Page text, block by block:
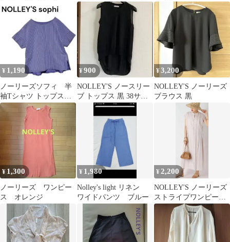
ブラウス
トアップ 36（ベージ
ュ）
¥ 1,190
ノーリーズソフィ 半
袖Tシャツ トップス
Mサイズ ネイビー オフ
ィスカジュアル
¥900
NOLLEY'S ノースリー
ブ トップス 黒 38サイ
¥3,200
NOLLEY'S ノーリーズ
ブラウス 黒
¥ 1,300
ノーリーズ ワンピー
ス オレンジ
¥ 1,980
Nolley's light リネン
ワイドパンツ ブルー
¥ 2,200
NOLLEY'S ノーリーズ
ストライプワンピース
ベージュ